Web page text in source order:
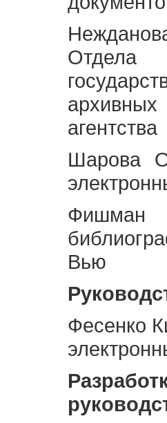
агентства
Шарова
Фишман
Вью
Фесенко